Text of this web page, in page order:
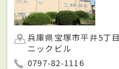
兵庫県宝塚市平井5丁
ニックビル
0797-82-1116